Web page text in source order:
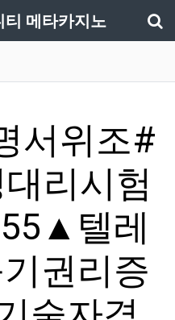
티 메타카지노
서위조#
리시험
텔레
권리증